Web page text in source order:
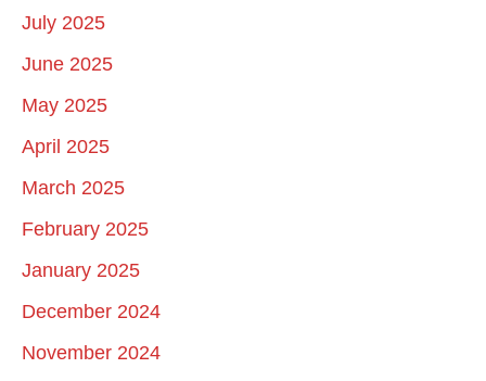
July 2025
June 2025
May 2025
April 2025
March 2025
February 2025
January 2025
December 2024
November 2024